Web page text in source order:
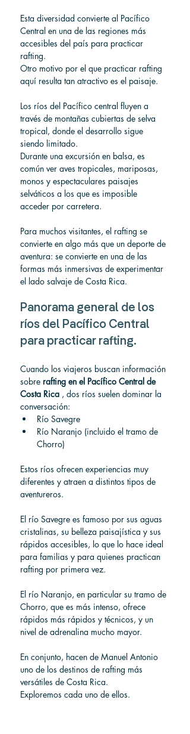
Esta diversidad convierte al Pacífico
Central en una de las regiones más
accesibles del país para practicar
rafting.
Otro motivo por el que practicar rafting
aquí resulta tan atractivo es el paisaje.
Los ríos del Pacífico central fluyen a
través de montañas cubiertas de selva
tropical, donde el desarrollo sigue
siendo limitado.
Durante una excursión en balsa, es
común ver aves tropicales, mariposas,
monos y espectaculares paisajes
selváticos a los que es imposible
acceder por carretera.
Para muchos visitantes, el rafting se
convierte en algo más que un deporte de
aventura: se convierte en una de las
formas más inmersivas de experimentar
el lado salvaje de Costa Rica.
Panorama general de los
ríos del Pacífico Central
para practicar rafting.
Cuando los viajeros buscan información
sobre rafting en el Pacífico Central de
Costa Rica , dos ríos suelen dominar la
conversación:
Río Savegre
Río Naranjo (incluido el tramo de
Chorro)
Estos ríos ofrecen experiencias muy
diferentes y atraen a distintos tipos de
aventureros.
El río Savegre es famoso por sus aguas
cristalinas, su belleza paisajística y sus
rápidos accesibles, lo que lo hace ideal
para familias y para quienes practican
rafting por primera vez.
El río Naranjo, en particular su tramo de
Chorro, que es más intenso, ofrece
rápidos más rápidos y técnicos, y un
nivel de adrenalina mucho mayor.
En conjunto, hacen de Manuel Antonio
uno de los destinos de rafting más
versátiles de Costa Rica.
Exploremos cada uno de ellos.